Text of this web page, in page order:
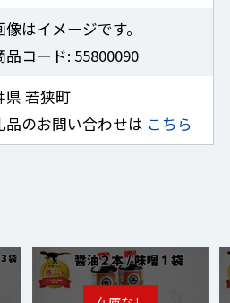
はイメージです。
コード: 55800090
県 若狭町
品のお問い合わせは こちら